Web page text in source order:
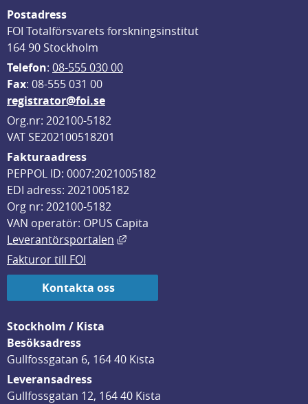
Postadress
FOI Totalförsvarets forskningsinstitut
164 90 Stockholm
Telefon: 08-555 030 00
Fax: 08-555 031 00
registrator@foi.se
Org.nr: 202100-5182
VAT SE202100518201
Fakturaadress
PEPPOL ID: 0007:2021005182
EDI adress: 2021005182
Org nr: 202100-5182
VAN operatör: OPUS Capita
Leverantörsportalen
Länk till annan webbplats, öppnas
Fakturor till FOI
Kontakta oss
Stockholm / Kista
Besöksadress
Gullfossgatan 6, 164 40 Kista
Leveransadress
Gullfossgatan 12, 164 40 Kista